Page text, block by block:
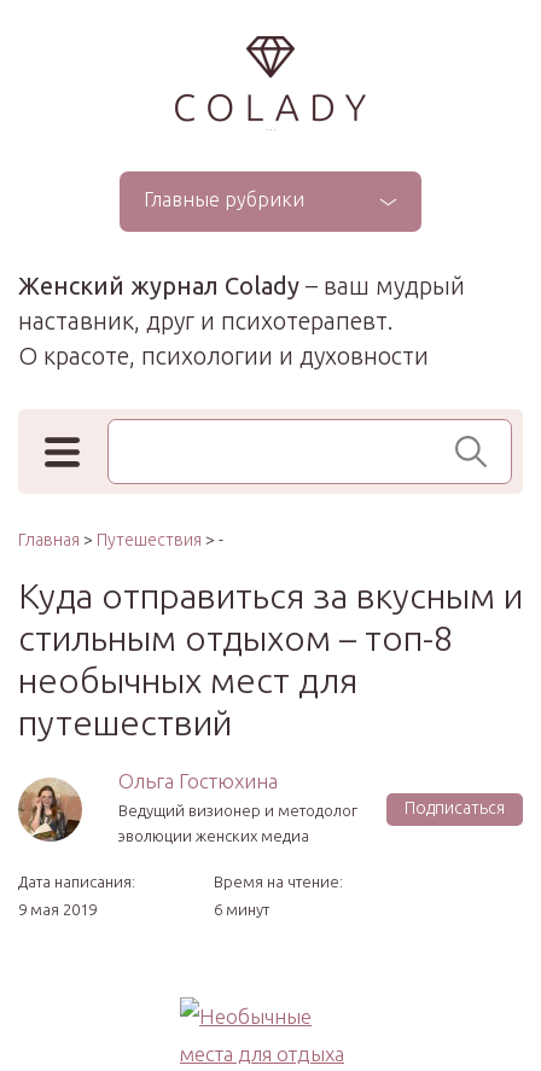
...
Главные рубрики
Женский журнал Colady – ваш мудрый
наставник, друг и психотерапевт.
О красоте, психологии и духовности
Поиск по сайту
Главная > Путешествия > -
Куда отправиться за вкусным и
стильным отдыхом – топ-8
необычных мест для
путешествий
Ольга Гостюхина
Ведущий визионер и методолог
эволюции женских медиа
Подписаться
Дата написания:
9 мая 2019
Время на чтение:
6 минут